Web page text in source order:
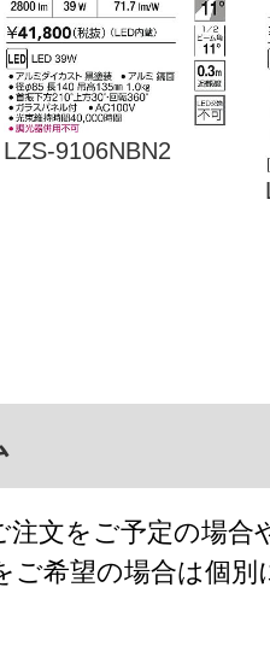
LZS-9106NBN2
文をご予定の場合
ご希望の場合は個別